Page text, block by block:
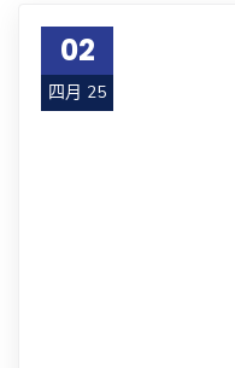
02
四月 25